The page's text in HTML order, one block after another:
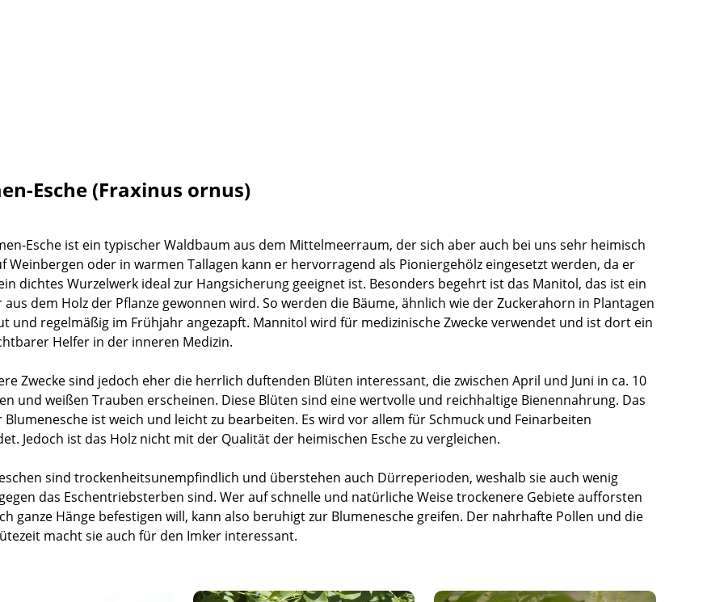
Esche (Fraxinus ornus)
Esche ist ein typischer Waldbaum aus dem Mittelmeerraum, der sich aber auch bei uns sehr heimisch
Weinbergen oder in warmen Tallagen kann er hervorragend als Pioniergehölz eingesetzt werden, da er
dichtes Wurzelwerk ideal zur Hangsicherung geeignet ist. Besonders begehrt ist das Manitol, das ist ein
aus dem Holz der Pflanze gewonnen wird. So werden die Bäume, ähnlich wie der Zuckerahorn in Plantagen
und regelmäßig im Frühjahr angezapft. Mannitol wird für medizinische Zwecke verwendet und ist dort ein
Helfer in der inneren Medizin.
Zwecke sind jedoch eher die herrlich duftenden Blüten interessant, die zwischen April und Juni in ca. 10
und weißen Trauben erscheinen. Diese Blüten sind eine wertvolle und reichhaltige Bienennahrung. Das
Blumenesche ist weich und leicht zu bearbeiten. Es wird vor allem für Schmuck und Feinarbeiten
Jedoch ist das Holz nicht mit der Qualität der heimischen Esche zu vergleichen.
sind trockenheitsunempfindlich und überstehen auch Dürreperioden, weshalb sie auch wenig
das Eschentriebsterben sind. Wer auf schnelle und natürliche Weise trockenere Gebiete aufforsten
ganze Hänge befestigen will, kann also beruhigt zur Blumenesche greifen. Der nahrhafte Pollen und die
macht sie auch für den Imker interessant.